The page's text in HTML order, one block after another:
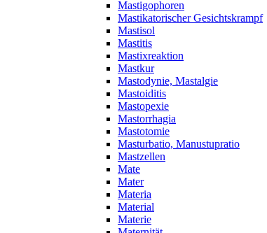
Mastigophoren
Mastikatorischer Gesichtskrampf
Mastisol
Mastitis
Mastixreaktion
Mastkur
Mastodynie, Mastalgie
Mastoiditis
Mastopexie
Mastorrhagia
Mastotomie
Masturbatio, Manustupratio
Mastzellen
Mate
Mater
Materia
Material
Materie